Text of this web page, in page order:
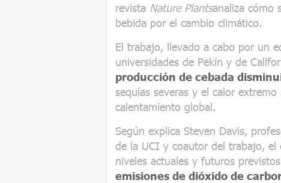
revista Nature Plantsanaliza cómo
bebida por el cambio climático.
El trabajo, llevado a cabo por un
universidades de Pekín y de
producción de cebada
sequías severas y el calor
calentamiento global.
Según explica Steven Davis,
de la UCI y coautor del trabajo, el
niveles actuales y futuros
emisiones de dióxido de